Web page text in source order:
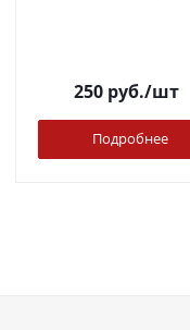
250руб./шт
Подробнее